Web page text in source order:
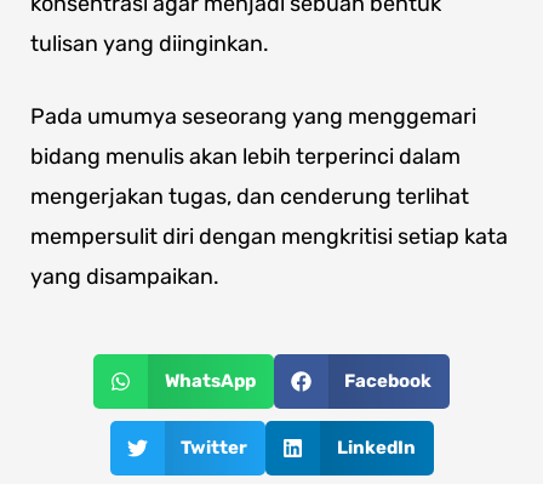
tulisan yang diinginkan.
Pada umumya seseorang yang menggemari
bidang menulis akan lebih terperinci dalam
mengerjakan tugas, dan cenderung terlihat
mempersulit diri dengan mengkritisi setiap kata
yang disampaikan.
WhatsApp Facebook
Twitter LinkedIn